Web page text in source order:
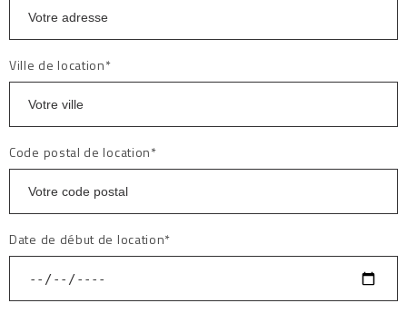
Ville de location*
Code postal de location*
Date de début de location*